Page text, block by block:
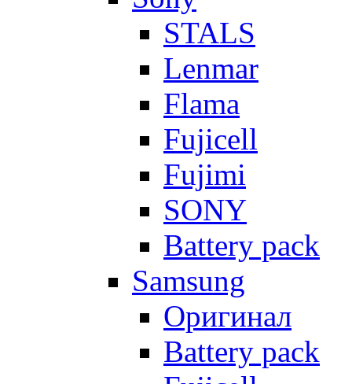
STALS
Lenmar
Flama
Fujicell
Fujimi
SONY
Battery pack
Samsung
Оригинал
Battery pack